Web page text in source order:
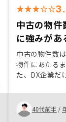
中古の物件
に強みがあ
中古の物件数
物件にあたる
た、DX企業だ
なども極力デ
ーザー目線で
性が良いと思
40代前半 /